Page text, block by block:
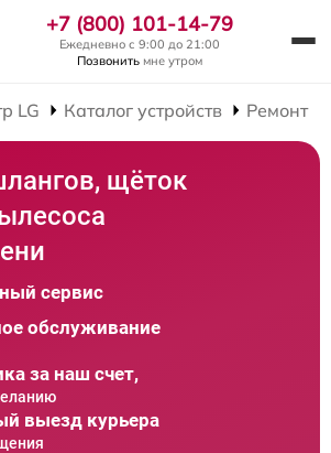
+7 (800) 101-14-79
Ежедневно с 9:00 до 21:00
Позвонить мне утром
LG Каталог устройств Ремонт
щёток
сервис
обслуживание
за наш счет,
выезд курьера